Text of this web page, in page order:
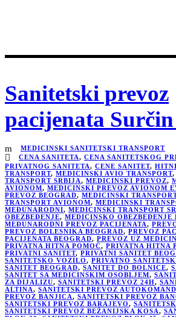
Sanitetski prevoz
pacijenata
MEDICINSKI SANITETSKI TRANSPORT
CENA SANITETA, CENA SANITETSKOG
PRIVATNOG SANITETA, CENE SANITET,
TRANSPORT, MEDICINSKI AVIO TRANSPORT,
TRANSPORT SRBIJA, MEDICINSKI PREVOZ,
AVIONOM, MEDICINSKI PREVOZ AVIONOM
PREVOZ BEOGRAD, MEDICINSKI
TRANSPORT AVIONOM, MEDICINSKI
MEĐUNARODNI, MEDICINSKI TRANSPORT
OBEZBEĐENJE, MEDICINSKO OBEZBEĐENJE
MEĐUNARODNI PREVOZ PACIJENATA,
PREVOZ BOLESNIKA BEOGRAD, PREVOZ
PACIJENATA BEOGRAD, PREVOZ UZ
PRIVATNA HITNA POMOĆ, PRIVATNA HITNA
PRIVATNI SANITET, PRIVATNI SANITET
SANITETSKO VOZILO, PRIVATNO
SANITET BEOGRAD, SANITET DO BOLNICE,
SANITET SA MEDICINSKIM OSOBLJEM,
ZA DIJALIZU, SANITETSKI PREVOZ 24H,
ALTINA, SANITETSKI PREVOZ
PREVOZ BANJICA, SANITETSKI PREVOZ
SANITETSKI PREVOZ BARAJEVO,
SANITETSKI PREVOZ BEŽANIJSKA KOSA,